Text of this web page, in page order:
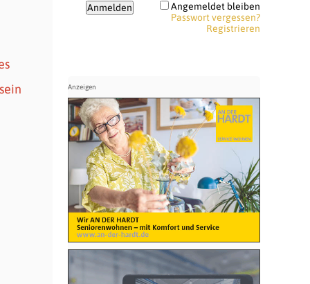
Angemeldet bleiben
Passwort vergessen?
Registrieren